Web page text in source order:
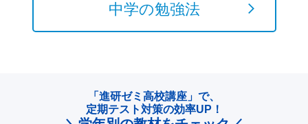
中学の勉強法
「進研ゼミ高校講座」で、
定期テスト対策の効率UP！